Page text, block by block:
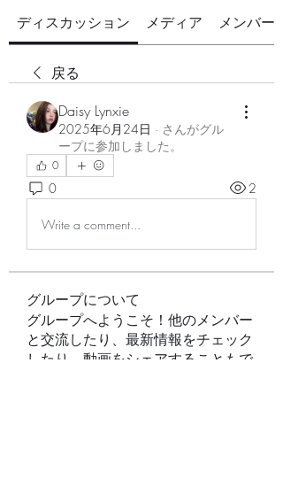
ディスカッション メディア メンバー
戻る
Daisy Lynxie
2025年6月24日 · さんがグル
ープに参加しました。
0
0 2
Write a comment...
グループについて
グループへようこそ！他のメンバー
と交流したり、最新情報をチェック
したり、動画をシェアすることもで